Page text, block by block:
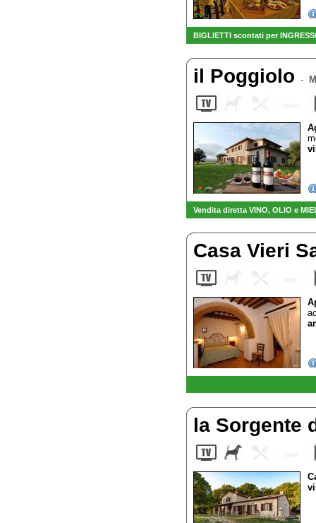
BIGLIETTI scontati per
il Poggiolo -
Vendita diretta VINO, OLIO e
Casa Vieri
la Sorgente